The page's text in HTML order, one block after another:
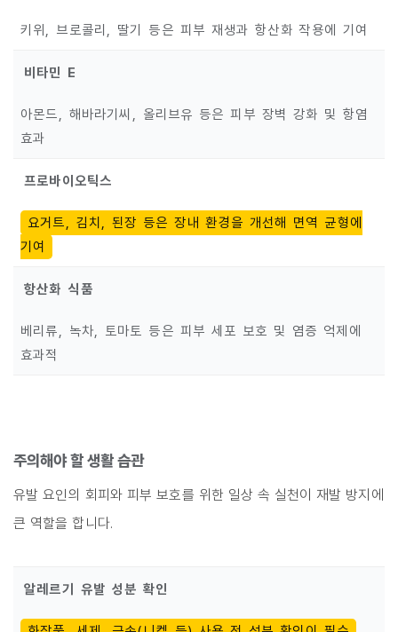
키위, 브로콜리, 딸기 등은 피부 재생과 항산화 작용에 기여
비타민 E
아몬드, 해바라기씨, 올리브유 등은 피부 장벽 강화 및 항염
효과
프로바이오틱스
요거트, 김치, 된장 등은 장내 환경을 개선해 면역 균형에
기여
항산화 식품
베리류, 녹차, 토마토 등은 피부 세포 보호 및 염증 억제에
효과적
주의해야 할 생활 습관
유발 요인의 회피와 피부 보호를 위한 일상 속 실천이 재발 방지에
큰 역할을 합니다.
알레르기 유발 성분 확인